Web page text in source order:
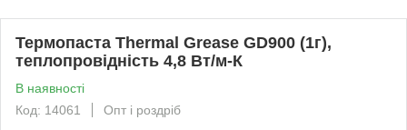
Термопаста Thermal Grease GD900 (1г),
теплопровідність 4,8 Вт/м-К
В наявності
Код: 14061
Опт і роздріб